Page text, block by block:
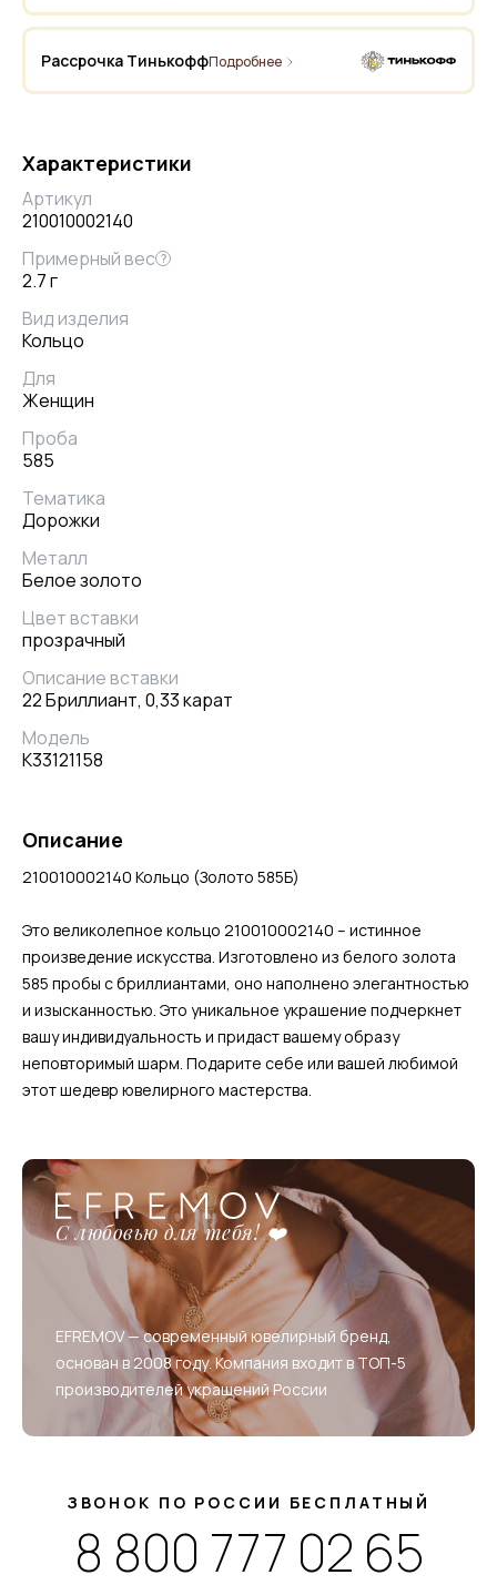
Рассрочка ТинькоффПодробнее
Характеристики
Артикул
210010002140
Примерный вес ?
2.7 г
Вид изделия
Кольцо
Для
Женщин
Проба
585
Тематика
Дорожки
Металл
Белое золото
Цвет вставки
прозрачный
Описание вставки
22 Бриллиант, 0,33 карат
Модель
К33121158
Описание
210010002140 Кольцо (Золото 585Б)
Это великолепное кольцо 210010002140 – истинное
произведение искусства. Изготовлено из белого золота
585 пробы с бриллиантами, оно наполнено элегантностью
и изысканностью. Это уникальное украшение подчеркнет
вашу индивидуальность и придаст вашему образу
неповторимый шарм. Подарите себе или вашей любимой
этот шедевр ювелирного мастерства.
С любовью для тебя! ❤️
EFREMOV — современный ювелирный бренд,
основан в 2008 году. Компания входит в ТОП-5
производителей украшений России
ЗВОНОК ПО РОССИИ БЕСПЛАТНЫЙ
8 800 777 02 65